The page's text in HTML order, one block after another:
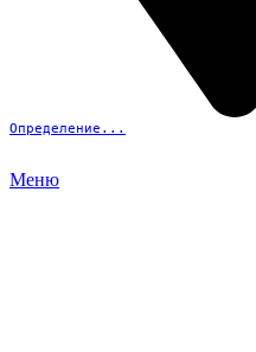
Определение...
Меню